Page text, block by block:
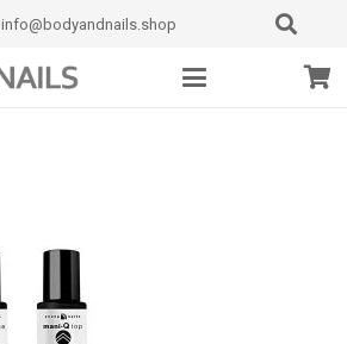
info@bodyandnails.shop